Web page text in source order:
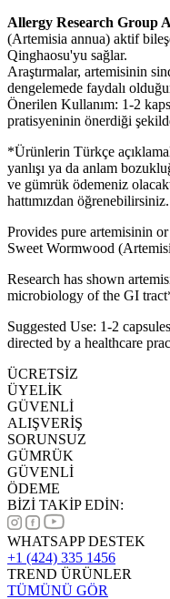
Allergy Research Group
(Artemisia annua) aktif
Qinghaosu'yu sağlar.
Araştırmalar, artemisinin
dengelemede faydalı
Önerilen Kullanım: 1-2
pratisyeninin önerdiği
*Ürünlerin Türkçe
yanlışı ya da anlam
ve gümrük ödemeniz
hattımızdan öğrenebilirsiniz.
Provides pure artemisinin
Sweet Wormwood
Research has shown
microbiology of the GI
Suggested Use: 1-2
directed by a healthcare
ÜCRETSİZ
ÜYELİK
GÜVENLİ
ALIŞVERİŞ
SORUNSUZ
GÜMRÜK
GÜVENLİ
ÖDEME
BİZİ TAKİP EDİN:
WHATSAPP DESTEK
+1 (424) 335 1456
TREND ÜRÜNLER
TÜMÜNÜ GÖR